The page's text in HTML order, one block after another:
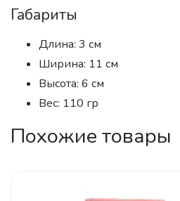
Габариты
Длина: 3 см
Ширина: 11 см
Высота: 6 см
Вес: 110 гр
Похожие товары